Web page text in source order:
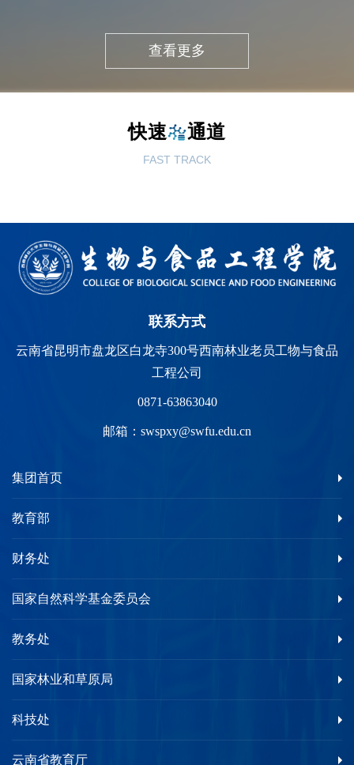
查看更多
快速 通道
FAST TRACK
联系方式
云南省昆明市盘龙区白龙寺300号西南林业老员工物与食品
工程公司
0871-63863040
邮箱： swspxy@swfu.edu.cn
集团首页
教育部
财务处
国家自然科学基金委员会
教务处
国家林业和草原局
科技处
云南省教育厅